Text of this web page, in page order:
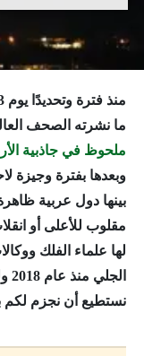
ما نشرته الصحف
ملحوظ في جاذبية
وبعدها بفترة وجيزة
بينها دول عربية
مقلوب للأعلى أو
لها علماء الفلك
نستطيع أن نجزم لكم